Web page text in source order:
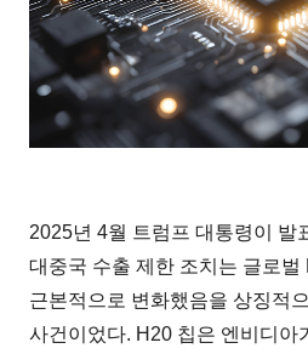
2025년 4월 트럼프 대통령이 발
대중국 수출 제한 조치는 글로벌
근본적으로 변화했음을 상징적
사건이었다. H20 칩은 엔비디아